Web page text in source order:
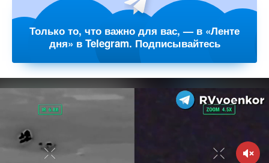
Только то, что важно для вас, — в «Ленте
дня» в Telegram. Подписывайтесь